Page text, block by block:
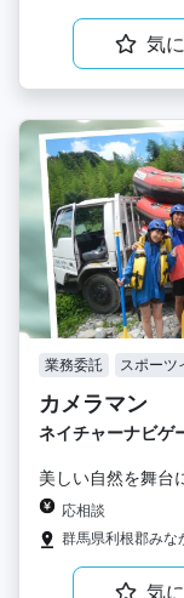
気
業務委託 スポーツ
カメラマン
ネイチャーナビゲ
美しい自然を舞台
応相談
群馬県利根郡み
気